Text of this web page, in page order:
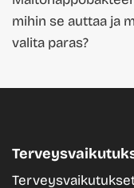
selaus
mihin se auttaa ja
valita paras?